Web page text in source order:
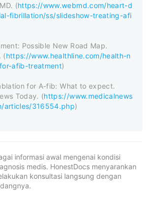
(https://www.webmd.com/heart-d
fibrillation/ss/slideshow-treating-afi
Possible New Road Map.
(https://www.healthline.com/health-n
afib-treatment)
for A-fib: What to expect.
Today. (https://www.medicalnews
articles/316554.php)
informasi awal mengenai kondisi
medis. HonestDocs menyarankan
konsultasi langsung dengan